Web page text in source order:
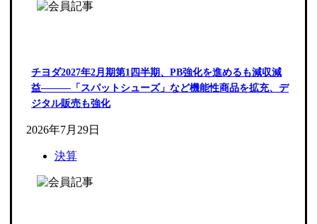
チヨダ2027年2月期第1四半期、PB強化を進めるも減収減
益―――「スパットシューズ」など機能性商品を拡充、デ
ジタル販売も強化
2026年7月29日
決算